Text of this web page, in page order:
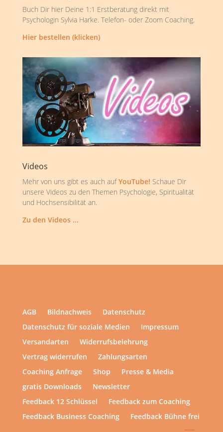
Buch Dir hier Deine 1:1 Erstberatung direkt mit
Psychologin Sylvia Harke. Telefon- oder Zoom Coaching.
Hier bestellen (klicken)
Videos
Mehr von uns gibt es auch aufYouTube! Schaue Dir
unsere Videos zu den Themen Psychologie, Spiritualität
und Hochsensibilität an.
Zu den Videos …
AGB Bildnachweis
Datenschutz
Datenschutz für soziale Medien
Impressum
Versandarten
Widerrufsbelehrung
Vertrag widerrufen
Zahlungsarten
Coaching Anfrage
Shop
Presse & Media
gratis Downloads
Newsletter
Feedback 12 Schlüssel
Feedback zum Coaching
Feedback Business Coaching
Feedback Bühne frei